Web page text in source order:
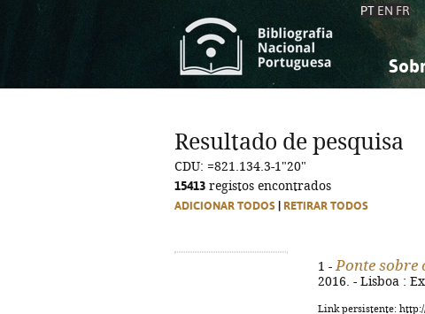
PT EN FR
Resultado de pesquisa
CDU: =821.134.3-1"20"
15413 registos encontrados
ADICIONAR TODOS RETIRAR TODOS
1 - Ponte sobre
2016. - Lisboa :
Link persistente: